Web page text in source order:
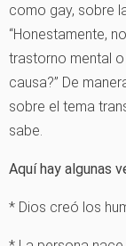
como gay, sobre
“Honestamente,
trastorno mental
causa?” De
sobre el tema
sabe.
Aquí hay algunas
* Dios creó los